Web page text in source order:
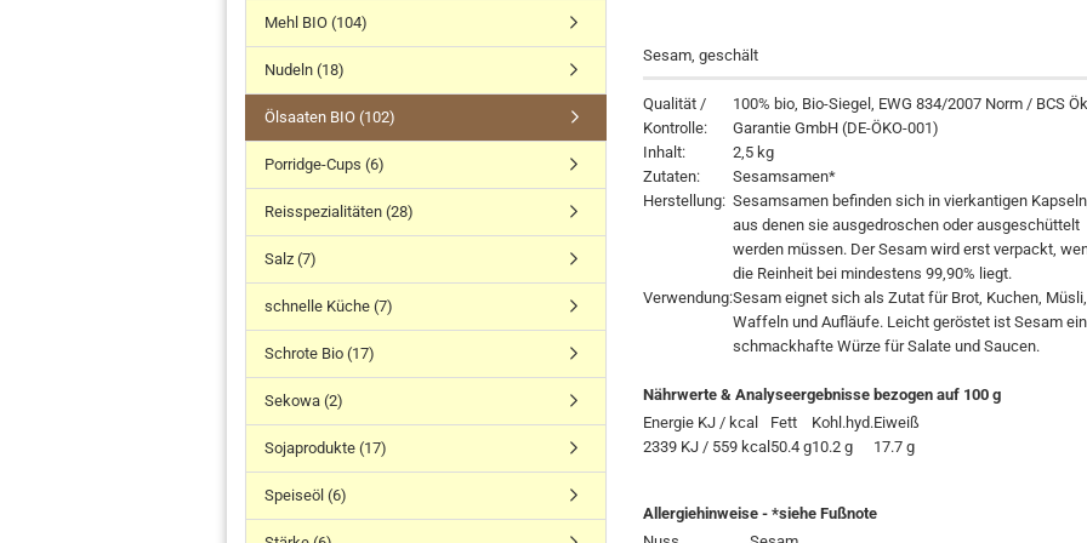
Sesam, geschält
Qualität /
Kontrolle:
100% bio, Bio-Siegel, EWG 834/2007 Norm / BCS
Garantie GmbH (DE-ÖKO-001)
Inhalt:
2,5 kg
Zutaten:
Sesamsamen*
Herstellung: Sesamsamen befinden sich in vierkantigen
aus denen sie ausgedroschen oder ausgeschüttelt
werden müssen. Der Sesam wird erst verpackt,
die Reinheit bei mindestens 99,90% liegt.
Verwendung:Sesam eignet sich als Zutat für Brot, Kuchen, Müsli,
Waffeln und Aufläufe. Leicht geröstet ist Sesam
schmackhafte Würze für Salate und Saucen.
Nährwerte & Analyseergebnisse bezogen auf 100 g
Energie KJ / kcal
2339 KJ / 559 kcal
Fett
50.4 g
Kohl.hyd.
10.2 g
Eiweiß
17.7 g
Allergiehinweise - *siehe Fußnote
Mehl BIO (104)
Nudeln (18)
Ölsaaten BIO (102)
Porridge-Cups (6)
Reisspezialitäten (28)
Salz (7)
schnelle Küche (7)
Schrote Bio (17)
Sekowa (2)
Sojaprodukte (17)
Speiseöl (6)